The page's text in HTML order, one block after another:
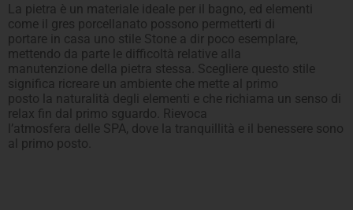
La pietra è un materiale ideale per il bagno, ed elementi
come il gres porcellanato possono permetterti di
portare in casa uno stile Stone a dir poco esemplare,
mettendo da parte le difficoltà relative alla
manutenzione della pietra stessa. Scegliere questo stile
significa ricreare un ambiente che mette al primo
posto la naturalità degli elementi e che richiama un senso di
relax fin dal primo sguardo. Rievoca
l’atmosfera delle SPA, dove la tranquillità e il benessere sono
al primo posto.